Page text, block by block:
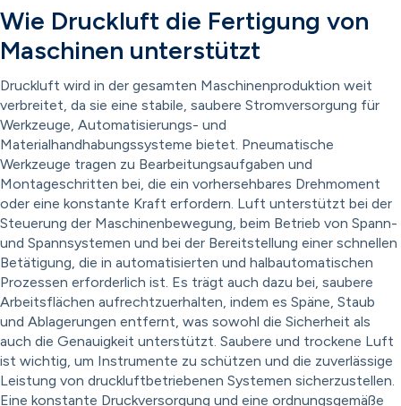
Wie Druckluft die Fertigung von
Maschinen unterstützt
Druckluft wird in der gesamten Maschinenproduktion weit
verbreitet, da sie eine stabile, saubere Stromversorgung für
Werkzeuge, Automatisierungs- und
Materialhandhabungssysteme bietet. Pneumatische
Werkzeuge tragen zu Bearbeitungsaufgaben und
Montageschritten bei, die ein vorhersehbares Drehmoment
oder eine konstante Kraft erfordern. Luft unterstützt bei der
Steuerung der Maschinenbewegung, beim Betrieb von Spann-
und Spannsystemen und bei der Bereitstellung einer schnellen
Betätigung, die in automatisierten und halbautomatischen
Prozessen erforderlich ist. Es trägt auch dazu bei, saubere
Arbeitsflächen aufrechtzuerhalten, indem es Späne, Staub
und Ablagerungen entfernt, was sowohl die Sicherheit als
auch die Genauigkeit unterstützt. Saubere und trockene Luft
ist wichtig, um Instrumente zu schützen und die zuverlässige
Leistung von druckluftbetriebenen Systemen sicherzustellen.
Eine konstante Druckversorgung und eine ordnungsgemäße